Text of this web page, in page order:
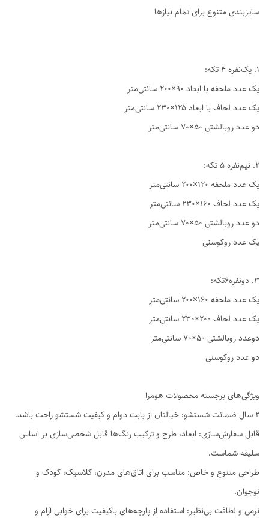
سایزبندی متنوع برای تمام نیازها
1. یک‌نفره ۴ تکه:
یک عدد ملحفه با ابعاد ۹۰×۲۰۰ سانتی‌متر
یک عدد لحاف با ابعاد ۱۲۵×۲۳۰ سانتی‌متر
دو عدد روبالشتی ۵۰×۷۰ سانتی‌متر
2. نیم‌نفره ۵ تکه:
یک عدد ملحفه ۱۲۰×۲۰۰ سانتی‌متر
یک عدد لحاف ۱۶۰×۲۳۰ سانتی‌متر
دو عدد روبالشتی ۵۰×۷۰ سانتی‌متر
یک عدد روکوسنی
3. دو‌نفره6تکه:
یک عدد ملحفه ۱۶۰×۲۰۰ سانتی‌متر
یک عدد لحاف ۲۰۰×۲۳۰ سانتی‌متر
دوعدد روبالشتی ۵۰×۷۰ سانتی‌متر
دو عدد روکوسنی
ویژگی‌های برجسته محصولات هومرا
۲ سال ضمانت شستشو: خیالتان از بابت دوام و کیفیت شستشو راحت باشد.
قابل سفارش‌سازی: ابعاد، طرح و ترکیب رنگ‌ها قابل شخصی‌سازی بر اساس
سلیقه شماست.
طراحی متنوع و خاص: مناسب برای اتاق‌های مدرن، کلاسیک، کودک و
نوجوان.
نرمی و لطافت بی‌نظیر: استفاده از پارچه‌های باکیفیت برای خوابی آرام و